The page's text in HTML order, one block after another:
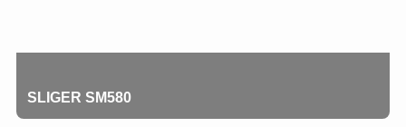
SLIGER SM580